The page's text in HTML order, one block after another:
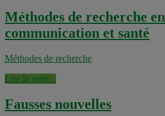
Méthodes de recherche en
communication et santé
Méthodes de recherche
Lire la suite...
Fausses nouvelles